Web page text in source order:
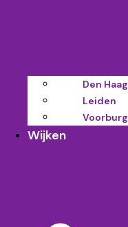
Den Haag
Leiden
Voorburg
Wijken